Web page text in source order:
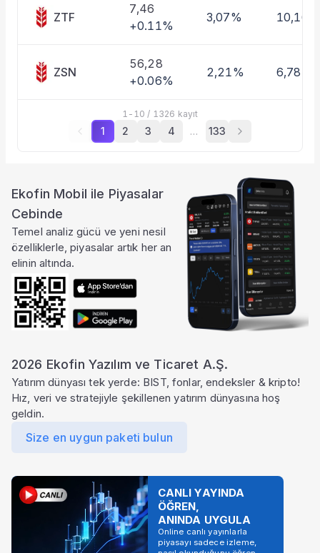
ZTF
7,46
+0.11%
3,07% 10,16%
ZSN
56,28
+0.06%
2,21% 6,78%
1 - 10 / 1326 kayıt
1 2 3 4 … 133
Ekofin Mobil ile Piyasalar
Cebinde
Temel analiz gücü ve yeni nesil
özelliklerle, piyasalar artık her an
elinin altında.
2026 Ekofin Yazılım ve Ticaret A.Ş.
Yatırım dünyası tek yerde: BIST, fonlar, endeksler & kripto!
Hız, veri ve stratejiyle şekillenen yatırım dünyasına hoş
geldin.
Size en uygun paketi bulun
CANLI YAYINDA
ÖĞREN,
ANINDA UYGULA
Online canlı yayınlarla
piyasayı sadece izleme,